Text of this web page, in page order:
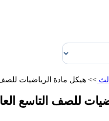
>> هيكل مادة الرياضيات
للصف التاسع